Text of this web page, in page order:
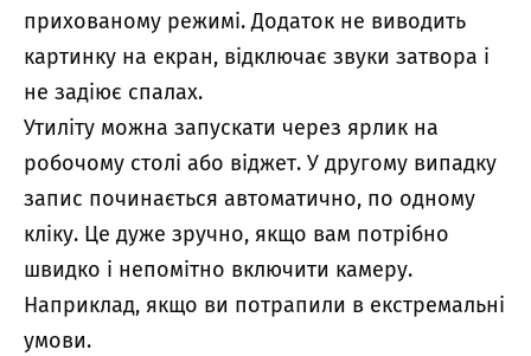
прихованому режимі. Додаток не виводить
картинку на екран, відключає звуки затвора і
не задіює спалах.
Утиліту можна запускати через ярлик на
робочому столі або віджет. У другому випадку
запис починається автоматично, по одному
кліку. Це дуже зручно, якщо вам потрібно
швидко і непомітно включити камеру.
Наприклад, якщо ви потрапили в екстремальні
умови.